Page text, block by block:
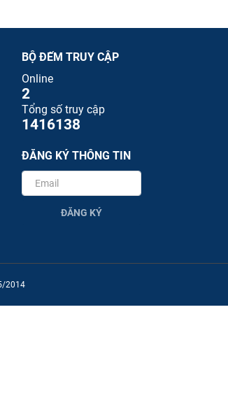
BỘ ĐẾM TRUY CẬP
Online
2
Tổng số truy cập
1416138
ĐĂNG KÝ THÔNG TIN
ĐĂNG KÝ
2014